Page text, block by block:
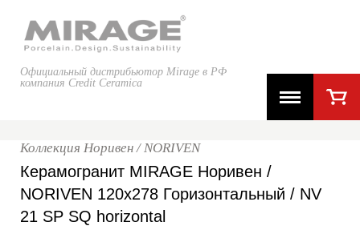
Официальный дистрибьютор Mirage в РФ
компания Credit Ceramica
Коллекция Норивен / NORIVEN
Керамогранит MIRAGE Норивен /
NORIVEN 120x278 Горизонтальный / NV
21 SP SQ horizontal